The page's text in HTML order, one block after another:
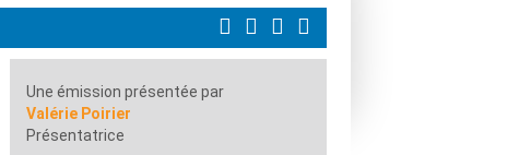
Une émission présentée par
Valérie Poirier
Présentatrice